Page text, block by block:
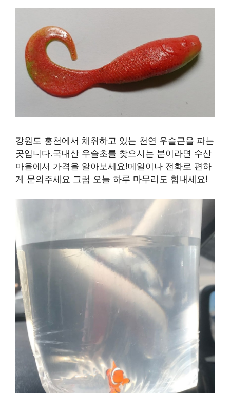
강원도 홍천에서 채취하고 있는 천연 우슬근을 파는
곳입니다.국내산 우슬초를 찾으시는 분이라면 수산
마을에서 가격을 알아보세요!메일이나 전화로 편하
게 문의주세요 그럼 오늘 하루 마무리도 힘내세요!